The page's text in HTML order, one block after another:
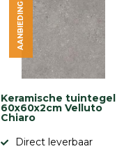
Keramische tuintegel
60x60x2cm Velluto
Chiaro
Direct leverbaar
AANBIEDING